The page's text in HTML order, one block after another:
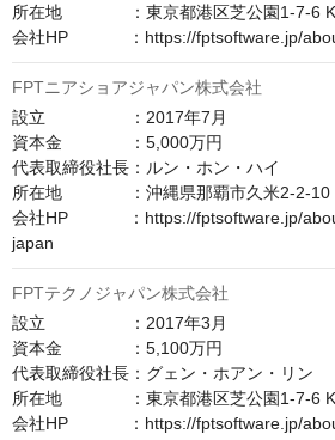
所在地　　　　：東京都港区芝公園1-7-6
会社HP　　　  ：https://fptsoftware.jp/
FPTニアショアジャパン株式会社
設立　　　　　：2017年7月
資本金　　　　：5,000万円
代表取締役社長：ルン・ホン・ハイ
所在地　　　　：沖縄県那覇市久米2-2-
会社HP　　　  ：https://fptsoftware.jp/
japan
FPTテクノジャパン株式会社
設立　　　　　：2017年3月
資本金　　　　：5,100万円
代表取締役社長：グェン・ホアン・リン
所在地　　　　：東京都港区芝公園1-7-6
会社HP　　　  ：https://fptsoftware.jp/